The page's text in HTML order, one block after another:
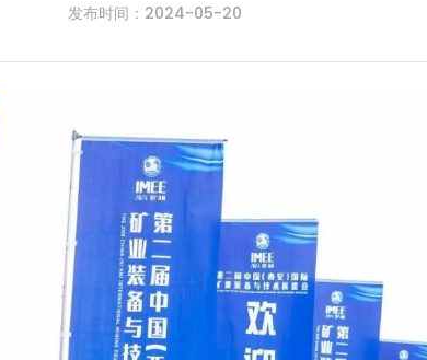
发布时间：2024-05-20